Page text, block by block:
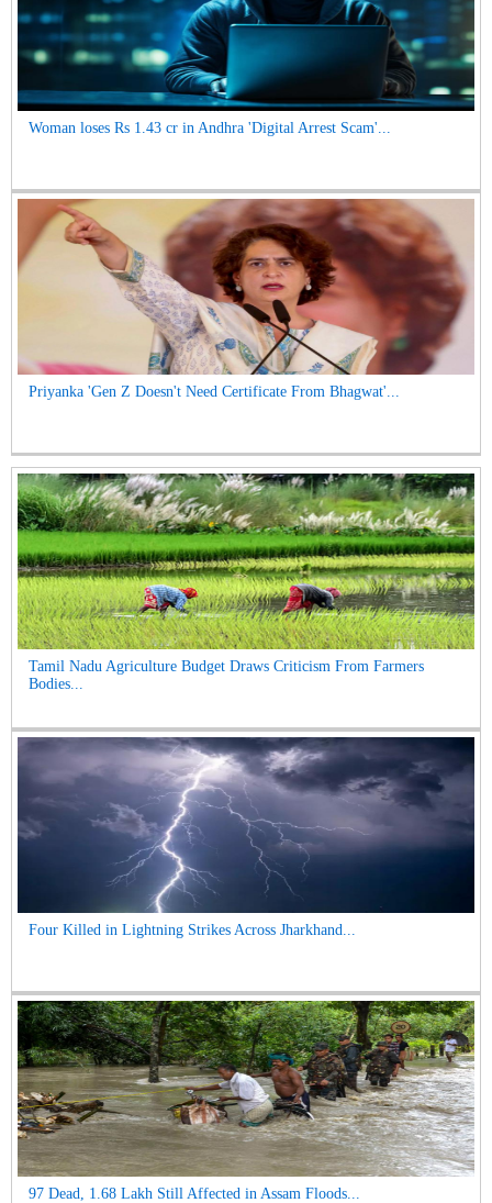
Woman loses Rs 1.43 cr in Andhra 'Digital Arrest Scam'...
Priyanka 'Gen Z Doesn't Need Certificate From Bhagwat'...
Tamil Nadu Agriculture Budget Draws Criticism From Farmers
Bodies...
Four Killed in Lightning Strikes Across Jharkhand...
97 Dead, 1.68 Lakh Still Affected in Assam Floods...